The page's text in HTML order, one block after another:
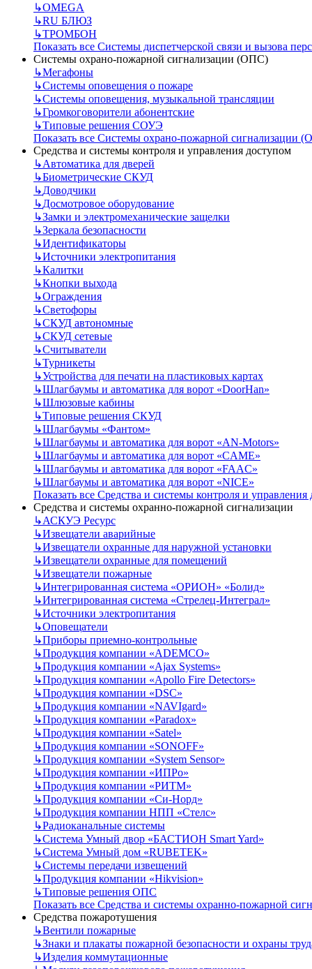
↳OMEGA
↳RU БЛЮЗ
↳ТРОМБОН
Показать все Системы диспетчерской связи и вызова
Системы охрано-пожарной сигнализации (ОПС)
↳Мегафоны
↳Системы оповещения о пожаре
↳Системы оповещения, музыкальной трансляции
↳Громкоговорители абонентские
↳Типовые решения СОУЭ
Показать все Системы охрано-пожарной сигнализации
Средства и системы контроля и управления доступом
↳Автоматика для дверей
↳Биометрические СКУД
↳Доводчики
↳Досмотровое оборудование
↳Замки и электромеханические защелки
↳Зеркала безопасности
↳Идентификаторы
↳Источники электропитания
↳Калитки
↳Кнопки выхода
↳Ограждения
↳Светофоры
↳СКУД автономные
↳СКУД сетевые
↳Считыватели
↳Турникеты
↳Устройства для печати на пластиковых картах
↳Шлагбаумы и автоматика для ворот «DoorHan»
↳Шлюзовые кабины
↳Типовые решения СКУД
↳Шлагбаумы «Фантом»
↳Шлагбаумы и автоматика для ворот «AN-Motors»
↳Шлагбаумы и автоматика для ворот «CAME»
↳Шлагбаумы и автоматика для ворот «FAAC»
↳Шлагбаумы и автоматика для ворот «NICE»
Показать все Средства и системы контроля и управления
Средства и системы охранно-пожарной сигнализации
↳АСКУЭ Ресурс
↳Извещатели аварийные
↳Извещатели охранные для наружной установки
↳Извещатели охранные для помещений
↳Извещатели пожарные
↳Интегрированная система «ОРИОН» «Болид»
↳Интегрированная система «Стрелец-Интеграл»
↳Источники электропитания
↳Оповещатели
↳Приборы приемно-контрольные
↳Продукция компании «ADEMCO»
↳Продукция компании «Ajax Systems»
↳Продукция компании «Apollo Fire Detectors»
↳Продукция компании «DSC»
↳Продукция компании «NAVIgard»
↳Продукция компании «Paradox»
↳Продукция компании «Satel»
↳Продукция компании «SONOFF»
↳Продукция компании «System Sensor»
↳Продукция компании «ИПРо»
↳Продукция компании «РИТМ»
↳Продукция компании «Си-Норд»
↳Продукция компании НПП «Стелс»
↳Радиоканальные системы
↳Система Умный двор «БАСТИОН Smart Yard»
↳Система Умный дом «RUBETEK»
↳Системы передачи извещений
↳Продукция компании «Hikvision»
↳Типовые решения ОПС
Показать все Средства и системы охранно-пожарной
Средства пожаротушения
↳Вентили пожарные
↳Знаки и плакаты пожарной безопасности и охраны
↳Изделия коммутационные